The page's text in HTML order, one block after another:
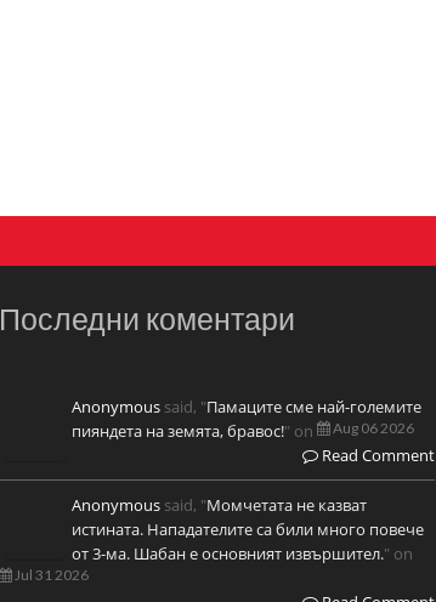
Последни коментари
Anonymous said, "Памаците сме най-големите
пияндета на земята, бравос!" on Aug 06 2026
Read Comment
Anonymous said, "Момчетата не казват
истината. Нападателите са били много повече
от 3-ма. Шабан е основният извършител." on
Jul 31 2026